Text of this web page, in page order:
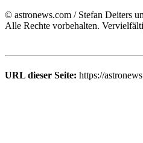
© astronews.com / Stefan Deiters
Alle Rechte vorbehalten.
URL dieser Seite: https://